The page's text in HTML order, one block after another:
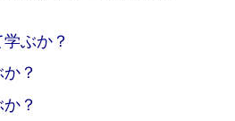
ぶか？
？
？